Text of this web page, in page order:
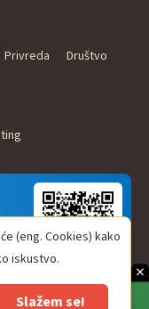
×
Privreda
Društvo
(eng. Cookies) kako
iskustvo.
Slažem se!